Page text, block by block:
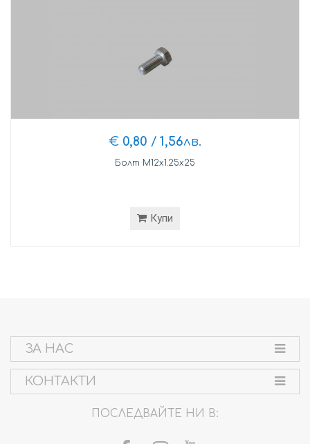
€ 0,80 / 1,56лв.
Болт М12х1.25х25
Купи
ЗА НАС
КОНТАКТИ
ПОСЛЕДВАЙТЕ НИ В: